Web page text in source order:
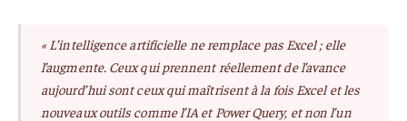
« L’intelligence artificielle ne remplace pas Excel ; elle
l’augmente. Ceux qui prennent réellement de l’avance
aujourd’hui sont ceux qui maîtrisent à la fois Excel et les
nouveaux outils comme l’IA et Power Query, et non l’un